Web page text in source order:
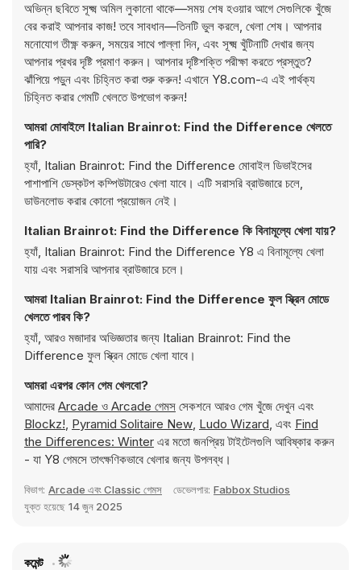
অভিন্ন ছবিতে সূক্ষ্ম অমিল লুকানো থাকে—সময় শেষ হওয়ার আগে সেগুলিকে খুঁজে
বের করাই আপনার কাজ! তবে সাবধান—তিনটি ভুল করলে, খেলা শেষ। আপনার
মনোযোগ তীক্ষ্ণ করুন, সময়ের সাথে পাল্লা দিন, এবং সূক্ষ্ম খুঁটিনাটি দেখার জন্য
আপনার প্রখর দৃষ্টি প্রমাণ করুন। আপনার দৃষ্টিশক্তি পরীক্ষা করতে প্রস্তুত?
ঝাঁপিয়ে পড়ুন এবং চিহ্নিত করা শুরু করুন! এখানে Y8.com-এ এই পার্থক্য
চিহ্নিত করার গেমটি খেলতে উপভোগ করুন!
আমরা মোবাইলে Italian Brainrot: Find the Difference খেলতে
পারি?
হ্যাঁ, Italian Brainrot: Find the Difference মোবাইল ডিভাইসের
পাশাপাশি ডেস্কটপ কম্পিউটারেও খেলা যাবে। এটি সরাসরি ব্রাউজারে চলে,
ডাউনলোড করার কোনো প্রয়োজন নেই।
Italian Brainrot: Find the Difference কি বিনামূল্যে খেলা যায়?
হ্যাঁ, Italian Brainrot: Find the Difference Y8 এ বিনামূল্যে খেলা
যায় এবং সরাসরি আপনার ব্রাউজারে চলে।
আমরা Italian Brainrot: Find the Difference ফুল স্ক্রিন মোডে
খেলতে পারব কি?
হ্যাঁ, আরও মজাদার অভিজ্ঞতার জন্য Italian Brainrot: Find the
Difference ফুল স্ক্রিন মোডে খেলা যাবে।
আমরা এরপর কোন গেম খেলবো?
আমাদের Arcade ও Arcade গেমস সেকশনে আরও গেম খুঁজে দেখুন এবং
Blockz!, Pyramid Solitaire New, Ludo Wizard, এবং Find
the Differences: Winter এর মতো জনপ্রিয় টাইটেলগুলি আবিষ্কার করুন
- যা Y8 গেমসে তাৎক্ষণিকভাবে খেলার জন্য উপলব্ধ।
বিভাগ: Arcade এবং Classic গেমস ডেভেলপার: Fabbox Studios
যুক্ত হয়েছে 14 জুন 2025
কমেন্ট